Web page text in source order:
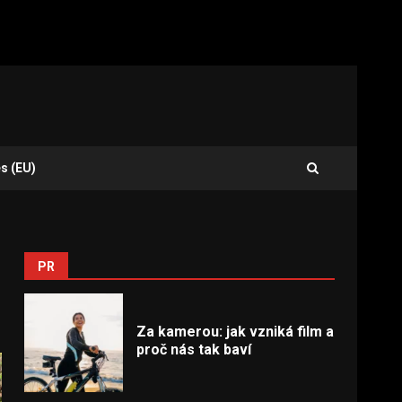
(EU)
PR
Za kamerou: jak vzniká film a
proč nás tak baví